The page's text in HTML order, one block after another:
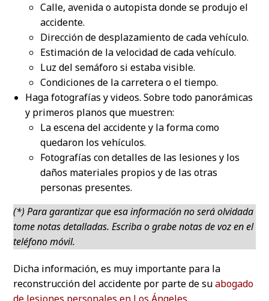
Calle, avenida o autopista donde se produjo el
accidente.
Dirección de desplazamiento de cada vehículo.
Estimación de la velocidad de cada vehículo.
Luz del semáforo si estaba visible.
Condiciones de la carretera o el tiempo.
Haga fotografías y videos. Sobre todo panorámicas
y primeros planos que muestren:
La escena del accidente y la forma como
quedaron los vehículos.
Fotografías con detalles de las lesiones y los
daños materiales propios y de las otras
personas presentes.
(*) Para garantizar que esa información no será olvidada
tome notas detalladas. Escriba o grabe notas de voz en el
teléfono móvil.
Dicha información, es muy importante para la
reconstrucción del accidente por parte de suabogado